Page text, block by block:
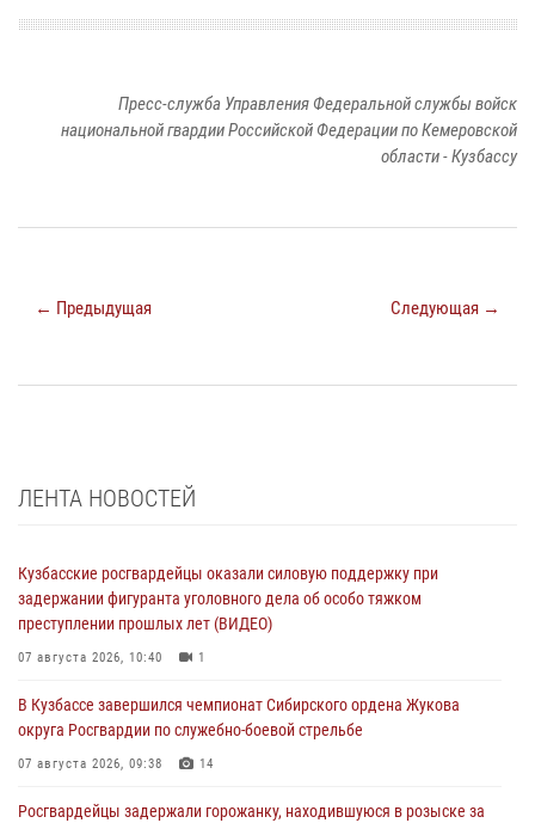
Пресс-служба Управления Федеральной службы войск
национальной гвардии Российской Федерации по Кемеровской
области - Кузбассу
← Предыдущая Следующая →
ЛЕНТА НОВОСТЕЙ
Кузбасские росгвардейцы оказали силовую поддержку при
задержании фигуранта уголовного дела об особо тяжком
преступлении прошлых лет (ВИДЕО)
07 августа 2026, 10:40 1
В Кузбассе завершился чемпионат Сибирского ордена Жукова
округа Росгвардии по служебно-боевой стрельбе
07 августа 2026, 09:38 14
Росгвардейцы задержали горожанку, находившуюся в розыске за